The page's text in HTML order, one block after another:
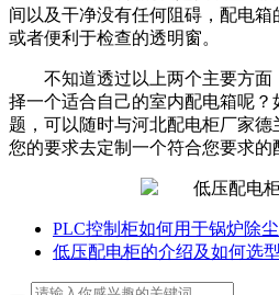
间以及干净没有任何阻碍，配电
或者便利于检查的透明窗。
不知道透过以上两个主要方
择一个适合自己的室内配电箱呢？
题，可以随时与河北配电柜厂家
您的要求去定制一个符合您要求的
PLC控制柜如何用于锅炉除
低压配电柜的介绍及如何选型